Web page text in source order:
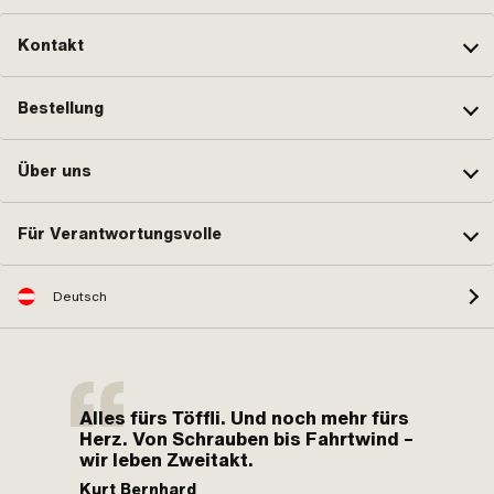
Kontakt
Bestellung
Über uns
Für Verantwortungsvolle
Deutsch
Alles fürs Töffli. Und noch mehr fürs
Herz. Von Schrauben bis Fahrtwind –
wir leben Zweitakt.